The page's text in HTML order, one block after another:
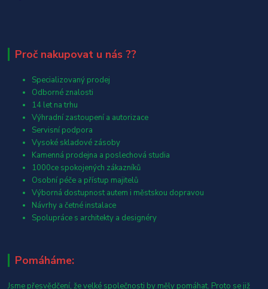
Proč nakupovat u nás ??
Specializovaný prodej
Odborné znalosti
14 let na trhu
Výhradní zastoupení a autorizace
Servisní podpora
Vysoké skladové zásoby
Kamenná prodejna a poslechová studia
1000ce spokojených zákazníků
Osobní péče a přístup majitelů
Výborná dostupnost autem i městskou dopravou
Návrhy a četné instalace
Spolupráce s architekty a designéry
Pomáháme:
Jsme přesvědčení, že velké společnosti by měly pomáhat. Proto se již